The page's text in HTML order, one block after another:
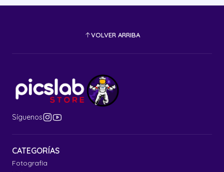
VOLVER ARRIBA
Síguenos
CATEGORÍAS
Fotografía